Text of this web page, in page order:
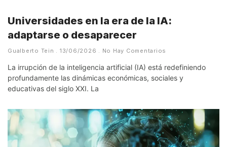
Universidades en la era de la IA:
adaptarse o desaparecer
Gualberto Tein 13/06/2026 No Hay Comentarios
La irrupción de la inteligencia artificial (IA) está redefiniendo
profundamente las dinámicas económicas, sociales y
educativas del siglo XXI. La